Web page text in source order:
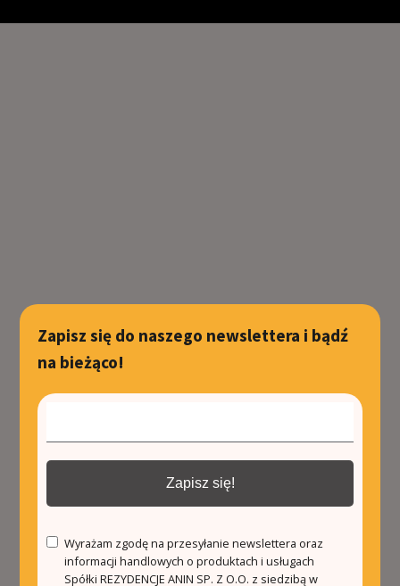
Zapisz się do naszego newslettera i bądź
na bieżąco!
Zapisz się!
Wyrażam zgodę na przesyłanie newslettera oraz
informacji handlowych o produktach i usługach
Spółki REZYDENCJE ANIN SP. Z O.O. z siedzibą w